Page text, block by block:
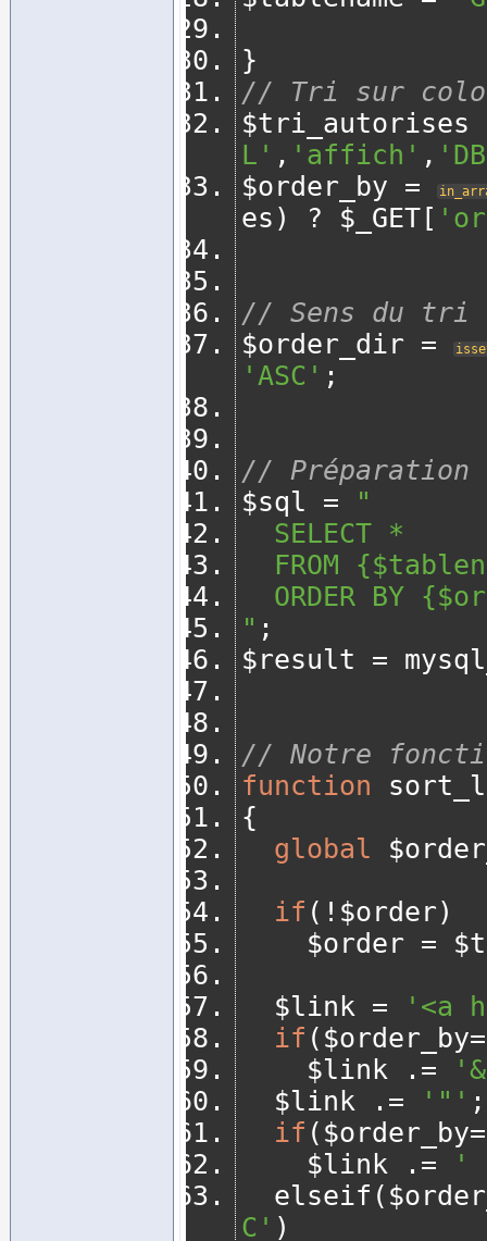
}
// Tri sur
$tri_autorises
L' , 'affich' ,
$order_by =
es ) ? $_GET [
// Sens du tri
$order_dir =
'ASC' ;
// Préparation
$sql =
"
	SELECT *
FROM
ORDER BY
" ;
$result =
// Notre
function
{
global
if (! $order)
		$order
=
	$link
=
'<a
if ( $order_by
		$link
.=
	$link
.= '"' ;
if ( $order_by
		$link
.=
'
	elseif
(
C' )